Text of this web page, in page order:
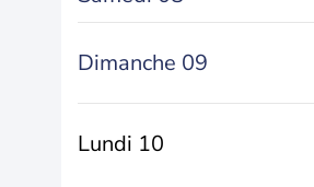
Dimanche 09
Lundi 10